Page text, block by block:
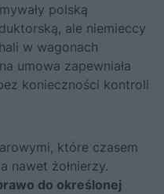
polską
ale niemieccy
w wagonach
umowa zapewniała
konieczności kontroli
które czasem
nawet żołnierzy.
do określonej